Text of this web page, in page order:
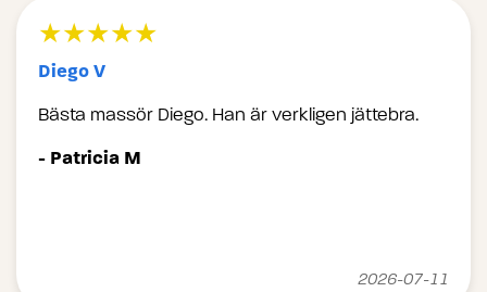
★★★★★
Diego V
Bästa massör Diego. Han är verkligen jättebra.
- Patricia M
2026-07-11